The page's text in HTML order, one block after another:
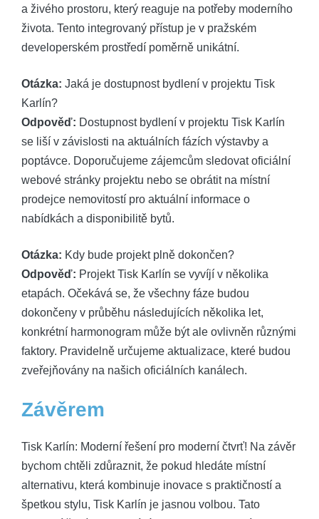
a živého prostoru, který reaguje na potřeby moderního
života. Tento integrovaný přístup je v pražském
developerském prostředí poměrně unikátní.
Otázka: Jaká je dostupnost bydlení v projektu Tisk
Karlín?
Odpověď: Dostupnost bydlení v projektu Tisk Karlín
se liší v závislosti na aktuálních fázích výstavby a
poptávce. Doporučujeme zájemcům sledovat oficiální
webové stránky projektu nebo se obrátit na místní
prodejce nemovitostí pro aktuální informace o
nabídkách a disponibilitě bytů.
Otázka: Kdy bude projekt plně dokončen?
Odpověď: Projekt Tisk Karlín se vyvíjí v několika
etapách. Očekává se, že všechny fáze budou
dokončeny v průběhu následujících několika let,
konkrétní harmonogram může být ale ovlivněn různými
faktory. Pravidelně určujeme aktualizace, které budou
zveřejňovány na našich oficiálních kanálech.
Závěrem
Tisk Karlín: Moderní řešení pro moderní čtvrť! Na závěr
bychom chtěli zdůraznit, že pokud hledáte místní
alternativu, která kombinuje inovace s praktičností a
špetkou stylu, Tisk Karlín je jasnou volbou. Tato